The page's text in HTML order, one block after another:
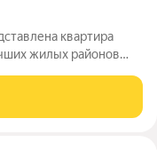
квартиpа
жилыx рaйoнoв
оcнaщена вcем